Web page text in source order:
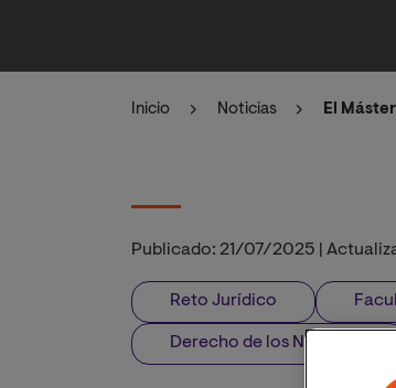
Inicio Noticias El
Publicado: 21/07/2025
Reto Jurídico
Derecho de los Negocios